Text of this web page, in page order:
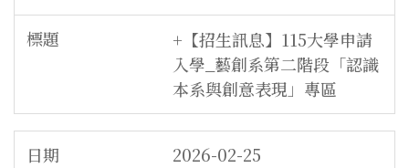
+【招生訊息】115大學申請
入學_藝創系第二階段「認識
本系與創意表現」專區
2026-02-25